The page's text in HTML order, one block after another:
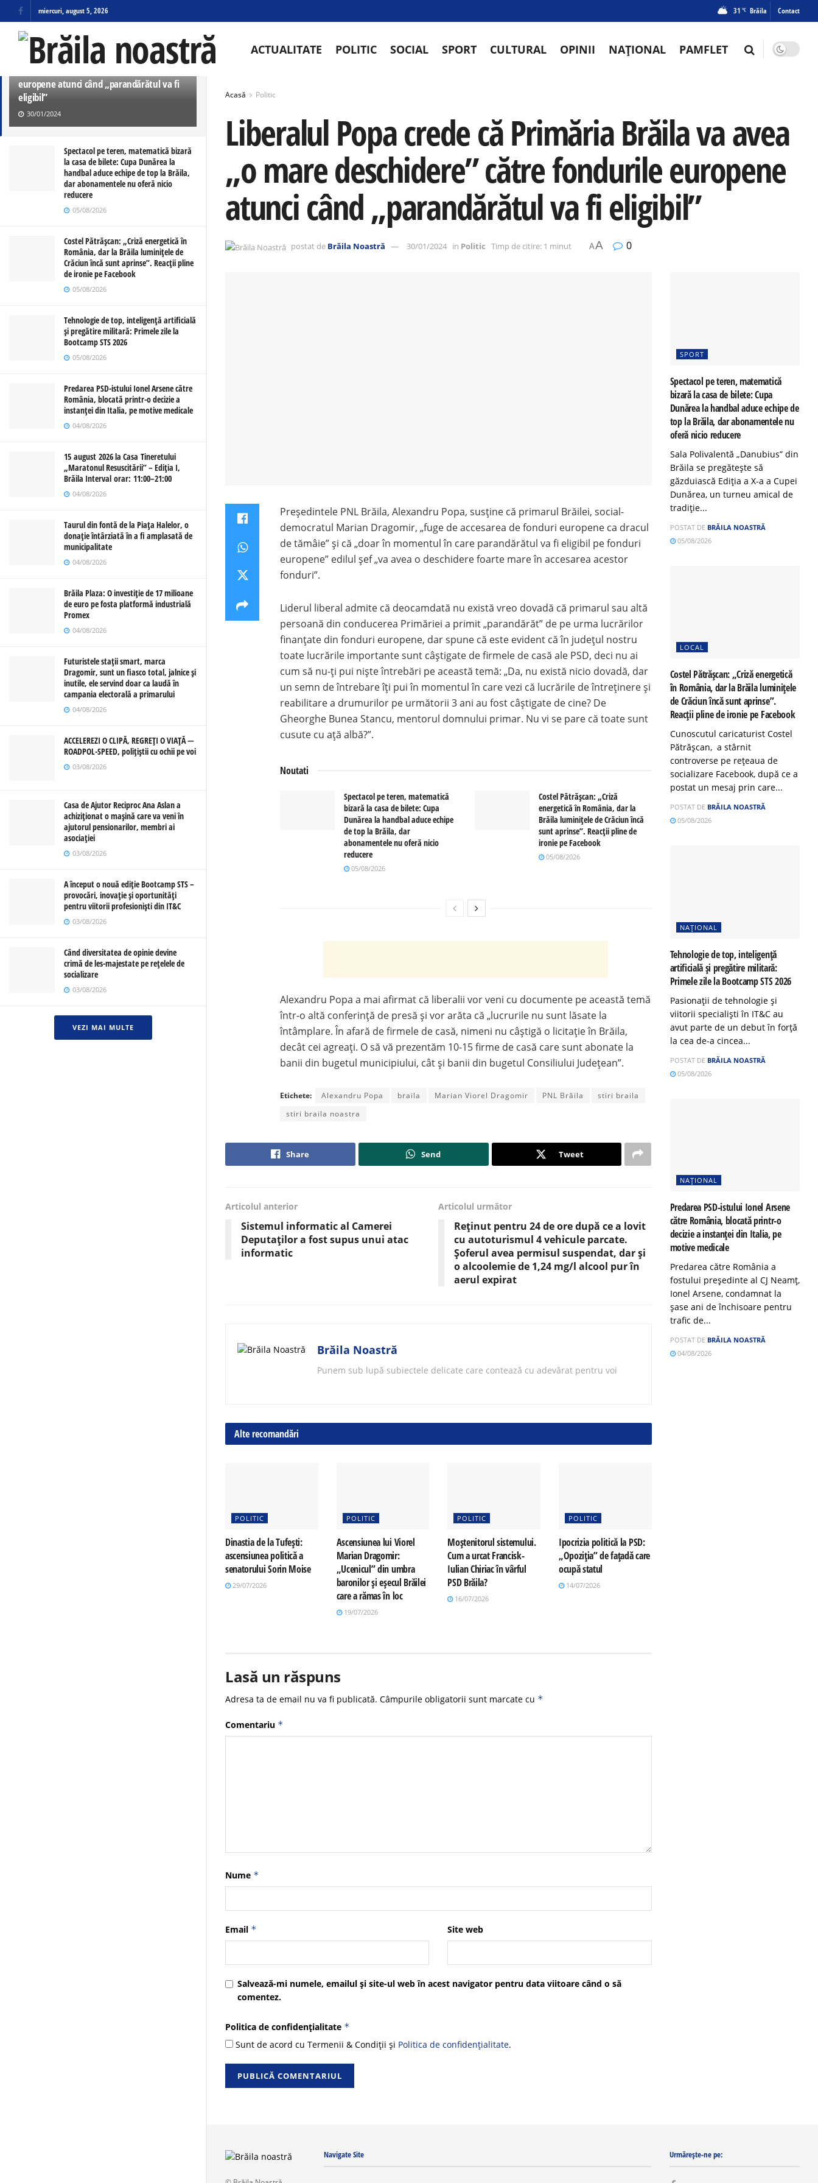
ULTIMELE TRENDING
Liberalul Popa crede că Primăria Brăila va
europene atunci când „parandărătul va fi
eligibil”
30/01/2024
Spectacol pe teren, matematică bizară
la casa de bilete: Cupa Dunărea la
handbal aduce echipe de top la Brăila,
dar abonamentele nu oferă nicio
reducere
05/08/2026
Costel Pătrășcan: „Criză energetică în
România, dar la Brăila luminițele de
Crăciun încă sunt aprinse”. Reacții pline
de ironie pe Facebook
05/08/2026
Tehnologie de top, inteligență artificială
și pregătire militară: Primele zile la
Bootcamp STS 2026
05/08/2026
Predarea PSD-istului Ionel Arsene către
România, blocată printr-o decizie a
instanței din Italia, pe motive medicale
04/08/2026
15 august 2026 la Casa Tineretului
„Maratonul Resuscitării” – Ediția I,
Brăila Interval orar: 11:00–21:00
04/08/2026
Taurul din fontă de la Piața Halelor, o
donație întârziată în a fi amplasată de
municipalitate
04/08/2026
Brăila Plaza: O investiție de 17 milioane
de euro pe fosta platformă industrială
Promex
04/08/2026
Futuristele stații smart, marca
Dragomir, sunt un fiasco total, jalnice și
inutile, ele servind doar ca laudă în
campania electorală a primarului
04/08/2026
ACCELEREZI O CLIPĂ, REGREȚI O VIAȚĂ —
ROADPOL-SPEED, polițiștii cu ochii pe voi
03/08/2026
Casa de Ajutor Reciproc Ana Aslan a
achiziționat o mașină care va veni în
ajutorul pensionarilor, membri ai
asociației
03/08/2026
A început o nouă ediție Bootcamp STS –
provocări, inovație și oportunități
pentru viitorii profesioniști din IT&C
03/08/2026
Când diversitatea de opinie devine
crimă de les-majestate pe rețelele de
socializare
03/08/2026
VEZI MAI MULTE
miercuri, august 5, 2026 31 °C Brăila Contact
ACTUALITATE POLITIC SOCIAL SPORT CULTURAL OPINII NAȚIONAL PAMFLET
Acasă Politic
Liberalul Popa crede că Primăria Brăila va avea
„o mare deschidere” către fondurile europene
atunci când „parandărătul va fi eligibil”
postat de Brăila Noastră 30/01/2024 in Politic Timp de citire: 1 minut AA 0
Președintele PNL Brăila, Alexandru Popa, susține că primarul Brăilei, social-
democratul Marian Dragomir, „fuge de accesarea de fonduri europene ca dracul
de tămâie” și că „doar în momentul în care parandărătul va fi eligibil pe fonduri
europene” edilul șef „va avea o deschidere foarte mare în accesarea acestor
fonduri”.
Liderul liberal admite că deocamdată nu există vreo dovadă că primarul sau altă
persoană din conducerea Primăriei a primit „parandărăt” de pe urma lucrărilor
finanțate din fonduri europene, dar spune că este evident că în județul nostru
toate lucrările importante sunt câștigate de firmele de casă ale PSD, deci nu ai
cum să nu-ți pui niște întrebări pe această temă: „Da, nu există nicio dovadă, dar
un semn de întrebare îți pui în momentul în care vezi că lucrările de întreținere și
reabilitare a drumurilor pe următorii 3 ani au fost câștigate de cine? De
Gheorghe Bunea Stancu, mentorul domnului primar. Nu vi se pare că toate sunt
cusute cu ață albă?”.
Noutati
Spectacol pe teren, matematică
bizară la casa de bilete: Cupa
Dunărea la handbal aduce echipe
de top la Brăila, dar
abonamentele nu oferă nicio
reducere
05/08/2026
Costel Pătrășcan: „Criză
energetică în România, dar la
Brăila luminițele de Crăciun încă
sunt aprinse”. Reacții pline de
ironie pe Facebook
05/08/2026
Alexandru Popa a mai afirmat că liberalii vor veni cu documente pe această temă
într-o altă conferință de presă și vor arăta că „lucrurile nu sunt lăsate la
întâmplare. În afară de firmele de casă, nimeni nu câștigă o licitație în Brăila,
decât cei agreați. O să vă prezentăm 10-15 firme de casă care sunt abonate la
banii din bugetul municipiului, cât și banii din bugetul Consiliului Județean”.
Etichete: Alexandru Popa braila Marian Viorel Dragomir PNL Brăila
stiri braila
stiri braila noastra
Share Send Tweet
Articolul anterior
Sistemul informatic al Camerei
Deputaților a fost supus unui atac
informatic
Articolul următor
Reținut pentru 24 de ore după ce a lovit
cu autoturismul 4 vehicule parcate.
Șoferul avea permisul suspendat, dar și
o alcoolemie de 1,24 mg/l alcool pur în
aerul expirat
Brăila Noastră
Punem sub lupă subiectele delicate care contează cu adevărat pentru voi
Alte recomandări
POLITIC
Dinastia de la Tufești:
ascensiunea politică a
senatorului Sorin Moise
29/07/2026
POLITIC
Ascensiunea lui Viorel
Marian Dragomir:
„Ucenicul” din umbra
baronilor și eșecul Brăilei
care a rămas în loc
19/07/2026
POLITIC
Moștenitorul sistemului.
Cum a urcat Francisk-
Iulian Chiriac în vârful
PSD Brăila?
16/07/2026
POLITIC
Ipocrizia politică la PSD:
„Opoziția” de fațadă care
ocupă statul
14/07/2026
Lasă un răspuns
Adresa ta de email nu va fi publicată. Câmpurile obligatorii sunt marcate cu *
Comentariu *
Nume *
Email * Site web
Salvează-mi numele, emailul și site-ul web în acest navigator pentru data viitoare când o să
comentez.
Politica de confidențialitate *
Sunt de acord cu Termenii & Condiții și Politica de confidențialitate.
SPORT
Spectacol pe teren, matematică
bizară la casa de bilete: Cupa
Dunărea la handbal aduce echipe de
top la Brăila, dar abonamentele nu
oferă nicio reducere
Sala Polivalentă „Danubius” din
Brăila se pregătește să
găzduiască Ediția a X-a a Cupei
Dunărea, un turneu amical de
tradiție...
POSTAT DE BRĂILA NOASTRĂ
05/08/2026
LOCAL
Costel Pătrășcan: „Criză energetică
în România, dar la Brăila luminițele
de Crăciun încă sunt aprinse”.
Reacții pline de ironie pe Facebook
Cunoscutul caricaturist Costel
Pătrășcan, a stârnit
controverse pe rețeaua de
socializare Facebook, după ce a
postat un mesaj prin care...
POSTAT DE BRĂILA NOASTRĂ
05/08/2026
NAȚIONAL
Tehnologie de top, inteligență
artificială și pregătire militară:
Primele zile la Bootcamp STS 2026
Pasionații de tehnologie și
viitorii specialiști în IT&C au
avut parte de un debut în forță
la cea de-a cincea...
POSTAT DE BRĂILA NOASTRĂ
05/08/2026
NAȚIONAL
Predarea PSD-istului Ionel Arsene
către România, blocată printr-o
decizie a instanței din Italia, pe
motive medicale
Predarea către România a
fostului președinte al CJ Neamț,
Ionel Arsene, condamnat la
șase ani de închisoare pentru
trafic de...
POSTAT DE BRĂILA NOASTRĂ
04/08/2026
Navigate Site Urmărește-ne pe: